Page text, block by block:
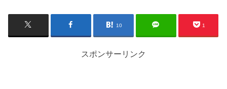
10 1
スポンサーリンク